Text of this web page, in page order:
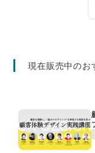
現在販売中のお